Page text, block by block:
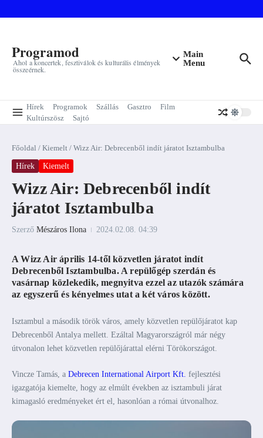
Programod
Ahol a koncertek, fesztiválok és kulturális élmények
összeérnek.
Main
Menu
Hírek Programok Szállás Gasztro
Film
Kultúrszösz
Sajtó
Főoldal / Kiemelt / Wizz Air: Debrecenből indít járatot Isztambulba
Hírek Kiemelt
Wizz Air: Debrecenből indít
járatot Isztambulba
Szerző Mészáros Ilona 2024.02.08. 04:39
A Wizz Air április 14-től közvetlen járatot indít
Debrecenből Isztambulba. A repülőgép szerdán és
vasárnap közlekedik, megnyitva ezzel az utazók számára
az egyszerű és kényelmes utat a két város között.
Isztambul a második török város, amely közvetlen repülőjáratot kap
Debrecenből Antalya mellett. Ezáltal Magyarországról már négy
útvonalon lehet közvetlen repülőjárattal elérni Törökországot.
Vincze Tamás, a Debrecen International Airport Kft. fejlesztési
igazgatója kiemelte, hogy az elmúlt években az isztambuli járat
kimagasló eredményeket ért el, hasonlóan a római útvonalhoz.